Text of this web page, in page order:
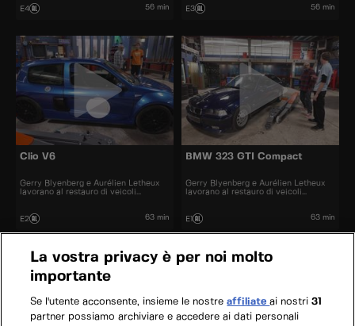
E4 56 min E3 56 min
Clio V6
Gerry Blyenberg e Aurélien Letheux
lavorano al restauro di veicoli
E2 63 min
BMW 323 GTI Compact
Gerry Blyenberg e Aurélien Letheux
lavorano al restauro di veicoli
E1 63 min
La vostra privacy è per noi molto
importante
Se l'utente acconsente, insieme le nostreaffiliateai nostri31
partner possiamo archiviare e accedere ai dati personali